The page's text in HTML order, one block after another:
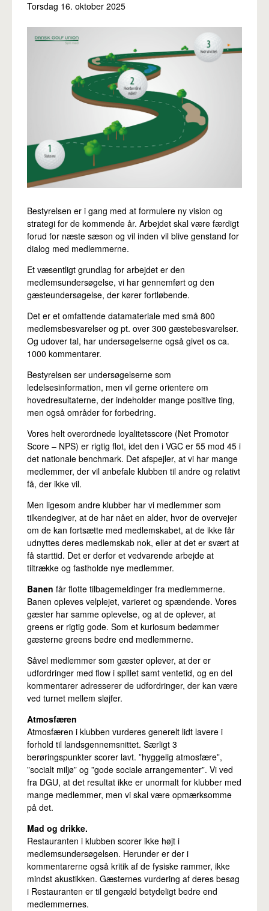
Pro
Torsdag 16. oktober 2025
Bestyrelsen er i gang med at formulere ny vision og
strategi for de kommende år. Arbejdet skal være færdigt
forud for næste sæson og vil inden vil blive genstand for
dialog med medlemmerne.
Et væsentligt grundlag for arbejdet er den
medlemsundersøgelse, vi har gennemført og den
gæsteundersøgelse, der kører fortløbende.
Det er et omfattende datamateriale med små 800
medlemsbesvarelser og pt. over 300 gæstebesvarelser.
Og udover tal, har undersøgelserne også givet os ca.
1000 kommentarer.
Bestyrelsen ser undersøgelserne som
ledelsesinformation, men vil gerne orientere om
hovedresultaterne, der indeholder mange positive ting,
men også områder for forbedring.
Vores helt overordnede loyalitetsscore (Net Promotor
Score – NPS) er rigtig flot, idet den i VGC er 55 mod 45 i
det nationale benchmark. Det afspejler, at vi har mange
medlemmer, der vil anbefale klubben til andre og relativt
få, der ikke vil.
Men ligesom andre klubber har vi medlemmer som
tilkendegiver, at de har nået en alder, hvor de overvejer
om de kan fortsætte med medlemskabet, at de ikke får
udnyttes deres medlemskab nok, eller at det er svært at
få starttid. Det er derfor et vedvarende arbejde at
tiltrække og fastholde nye medlemmer.
Banen får flotte tilbagemeldinger fra medlemmerne.
Banen opleves velplejet, varieret og spændende. Vores
gæster har samme oplevelse, og at de oplever, at
greens er rigtig gode. Som et kuriosum bedømmer
gæsterne greens bedre end medlemmerne.
Såvel medlemmer som gæster oplever, at der er
udfordringer med flow i spillet samt ventetid, og en del
kommentarer adresserer de udfordringer, der kan være
ved turnet mellem sløjfer.
Atmosfæren
Atmosfæren i klubben vurderes generelt lidt lavere i
forhold til landsgennemsnittet. Særligt 3
berøringspunkter scorer lavt. ”hyggelig atmosfære”,
”socialt miljø” og ”gode sociale arrangementer”. Vi ved
fra DGU, at det resultat ikke er unormalt for klubber med
mange medlemmer, men vi skal være opmærksomme
på det.
Mad og drikke.
Restauranten i klubben scorer ikke højt i
medlemsundersøgelsen. Herunder er der i
kommentarerne også kritik af de fysiske rammer, ikke
mindst akustikken. Gæsternes vurdering af deres besøg
i Restauranten er til gengæld betydeligt bedre end
medlemmernes.